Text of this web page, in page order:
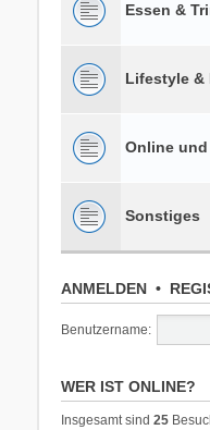
Essen &
Lifestyle &
Online
Sonstiges
ANMELDEN•
Benutzername:
WER IST ONLINE?
Insgesamt sind 25